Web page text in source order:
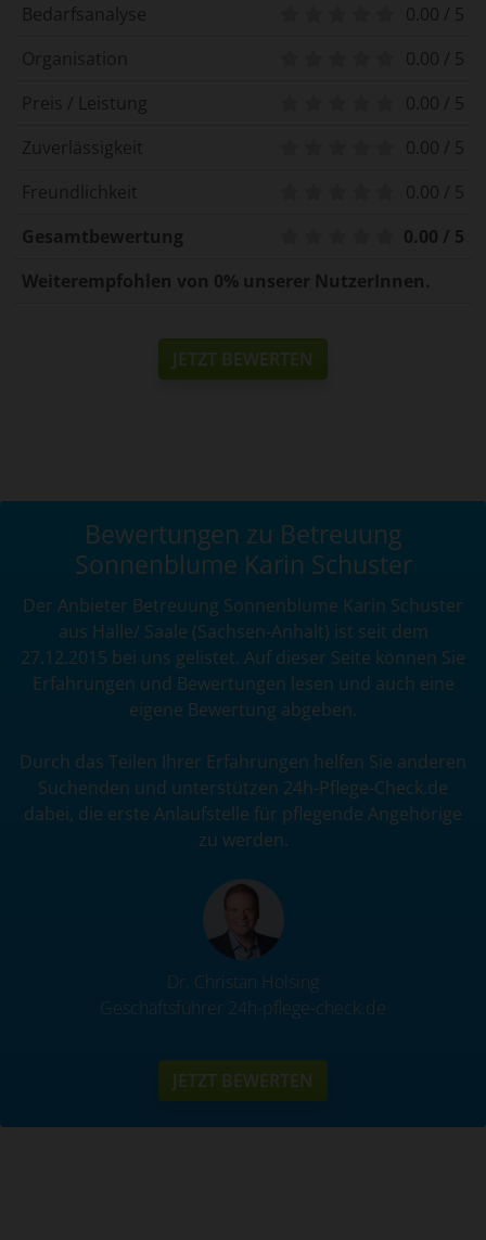
Bedarfsanalyse
0.00 / 5
Organisation
0.00 / 5
Preis / Leistung
0.00 / 5
Zuverlässigkeit
0.00 / 5
Freundlichkeit
0.00 / 5
Gesamtbewertung
0.00 / 5
Weiterempfohlen von 0% unserer NutzerInnen.
JETZT BEWERTEN
Bewertungen zu Betreuung
Sonnenblume Karin Schuster
Der Anbieter Betreuung Sonnenblume Karin Schuster
aus Halle/ Saale (Sachsen-Anhalt) ist seit dem
27.12.2015 bei uns gelistet. Auf dieser Seite können Sie
Erfahrungen und Bewertungen lesen und auch eine
eigene Bewertung abgeben.
Durch das Teilen Ihrer Erfahrungen helfen Sie anderen
Suchenden und unterstützen 24h-Pflege-Check.de
dabei, die erste Anlaufstelle für pflegende Angehörige
zu werden.
Dr. Christan Holsing
Geschäftsführer 24h-pflege-check.de
JETZT BEWERTEN